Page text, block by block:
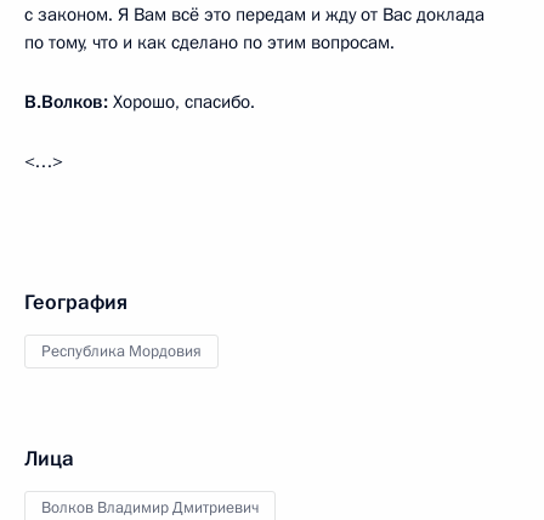
с законом. Я Вам всё это передам и жду от Вас доклада
по тому, что и как сделано по этим вопросам.
В.Волков: Хорошо, спасибо.
<…>
География
Республика Мордовия
Лица
Волков Владимир Дмитриевич